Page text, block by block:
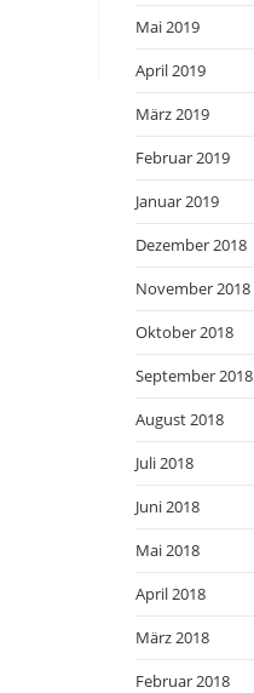
Mai 2019
April 2019
März 2019
Februar 2019
Januar 2019
Dezember 2018
November 2018
Oktober 2018
September 2018
August 2018
Juli 2018
Juni 2018
Mai 2018
April 2018
März 2018
Februar 2018